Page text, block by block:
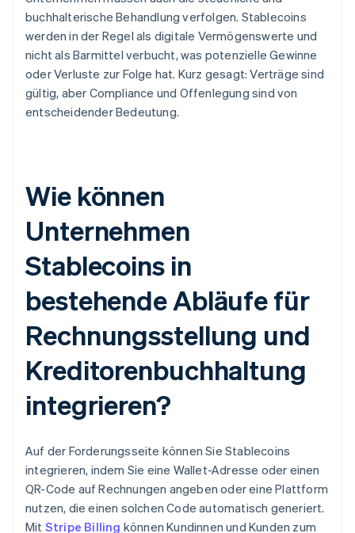
buchhalterische Behandlung verfolgen. Stablecoins
werden in der Regel als digitale Vermögenswerte und
nicht als Barmittel verbucht, was potenzielle Gewinne
oder Verluste zur Folge hat. Kurz gesagt: Verträge sind
gültig, aber Compliance und Offenlegung sind von
entscheidender Bedeutung.
Wie können
Unternehmen
Stablecoins in
bestehende Abläufe für
Rechnungsstellung und
Kreditorenbuchhaltung
integrieren?
Auf der Forderungsseite können Sie Stablecoins
integrieren, indem Sie eine Wallet-Adresse oder einen
QR-Code auf Rechnungen angeben oder eine Plattform
nutzen, die einen solchen Code automatisch generiert.
Mit Stripe Billing können Kundinnen und Kunden zum